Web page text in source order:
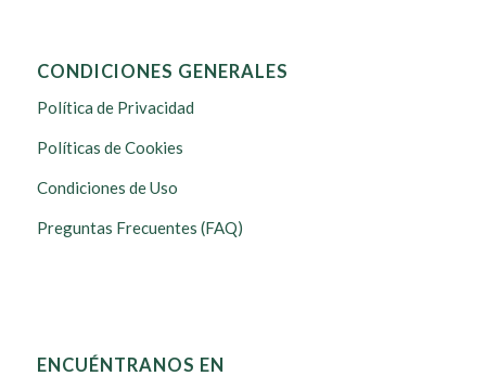
CONDICIONES GENERALES
Política de Privacidad
Políticas de Cookies
Condiciones de Uso
Preguntas Frecuentes (FAQ)
ENCUÉNTRANOS EN